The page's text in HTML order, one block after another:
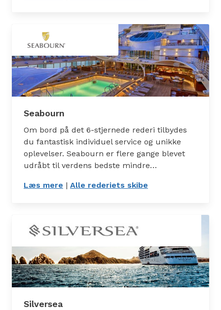
Seabourn
Om bord på det 6-stjernede rederi tilbydes
du fantastisk individuel service og unikke
oplevelser. Seabourn er flere gange blevet
udråbt til verdens bedste mindre…
Læs mere : Seabourn
| Alle rederiets skibe
Silversea